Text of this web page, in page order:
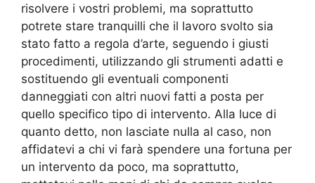
risolvere i vostri problemi, ma soprattutto
potrete stare tranquilli che il lavoro svolto sia
stato fatto a regola d’arte, seguendo i giusti
procedimenti, utilizzando gli strumenti adatti e
sostituendo gli eventuali componenti
danneggiati con altri nuovi fatti a posta per
quello specifico tipo di intervento. Alla luce di
quanto detto, non lasciate nulla al caso, non
affidatevi a chi vi farà spendere una fortuna per
un intervento da poco, ma soprattutto,